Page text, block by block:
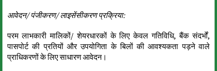
आवेदन/ पंजीकरण/ लाइसेंसीकरण प्रक्रिया:
परम लाभकारी मालिकों/ शेयरधारकों के लिए केवल गतिविधि, बैंक संदर्भों,
पासपोर्ट की प्रतियों और उपयोगिता के बिलों की आवश्यकता पड़ने वाले
प्राधिकरणों के लिए साधारण आवेदन।